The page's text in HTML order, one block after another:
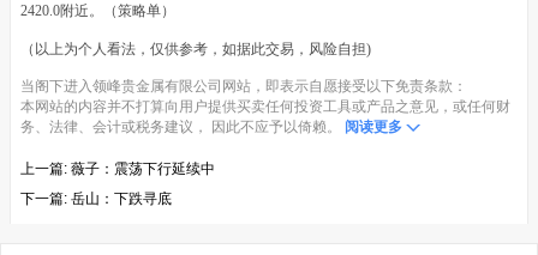
2420.0附近。（策略单）
（以上为个人看法，仅供参考，如据此交易，风险自担)
当阁下进入领峰贵金属有限公司网站，即表示自愿接受以下免责条款：
本网站的内容并不打算向用户提供买卖任何投资工具或产品之意见，或任何财
务、法律、会计或税务建议， 因此不应予以倚赖。
阅读更多
上一篇: 薇子：震荡下行延续中
下一篇: 岳山：下跌寻底